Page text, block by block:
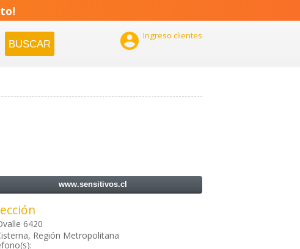
 Ingreso clientes
www.sensitivos.cl
6420
Región Metropolitana